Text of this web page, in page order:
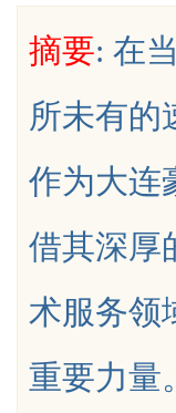
摘要: 在
所未有的
作为大连
借其深厚
术服务领
重要力量